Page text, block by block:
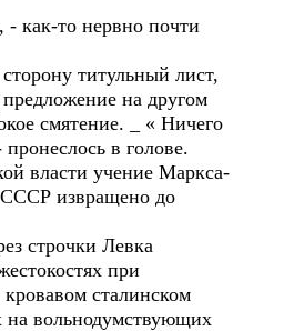
как-то нервно почти
титульный лист,
на другом
смятение. _ « Ничего
в голове.
власти учение Маркса-
извращено до
строчки Левка
при
сталинском
на вольнодумствующих